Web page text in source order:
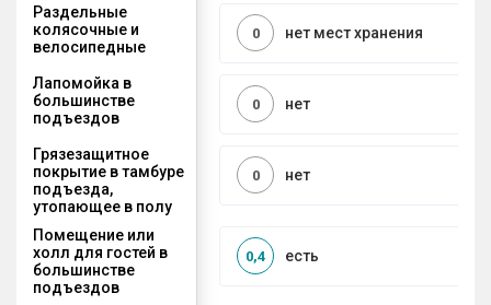
Раздельные
колясочные и
велосипедные
нет мест хранения
0
Лапомойка в
большинстве
подъездов
нет
0
Грязезащитное
покрытие в тамбуре
подъезда,
утопающее в полу
нет
0
Помещение или
холл для гостей в
большинстве
подъездов
есть
0,4